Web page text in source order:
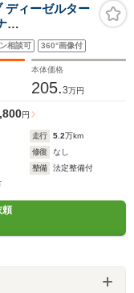
ィーゼルター
位カメラ・衝
レーダークル
ター
相談可 360°画像付
本体価格
205.3万円
円
走行 5.2万km
修復
なし
整備
法定整備付
頼